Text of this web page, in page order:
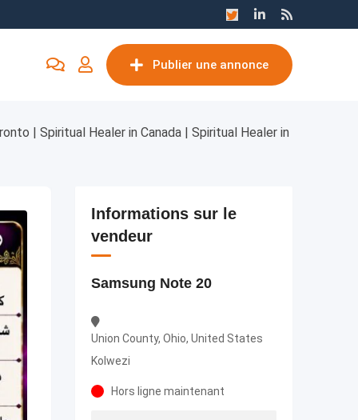
Publier une annonce
| Spiritual Healer in Canada | Spiritual Healer in
Informations sur le
vendeur
Samsung Note 20
Union County, Ohio, United States
Kolwezi
Hors ligne maintenant